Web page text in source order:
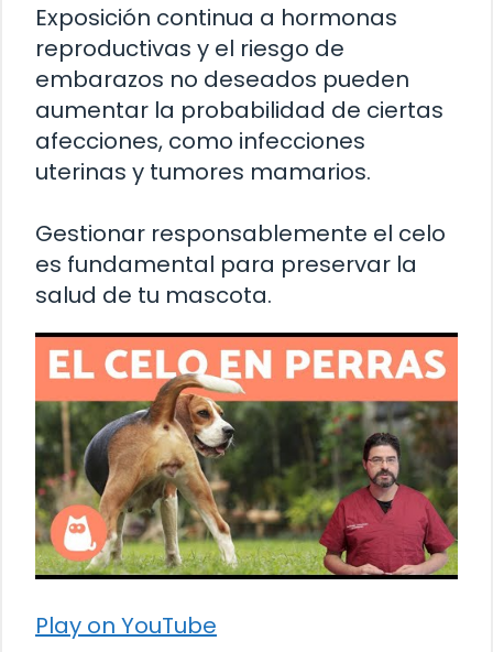
Exposición continua a hormonas
reproductivas y el riesgo de
embarazos no deseados pueden
aumentar la probabilidad de ciertas
afecciones, como infecciones
uterinas y tumores mamarios.
Gestionar responsablemente el celo
es fundamental para preservar la
salud de tu mascota.
Play on YouTube